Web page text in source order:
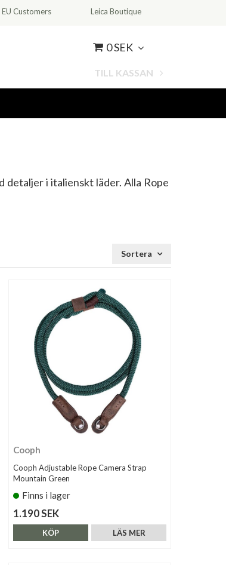
EU Customers Leica Boutique
0 SEK
TILL KASSAN
detaljer i italienskt läder. Alla Rope
Sortera
Cooph
Cooph Adjustable Rope Camera Strap
Mountain Green
Finns i lager
1.190 SEK
LÄS MER
KÖP